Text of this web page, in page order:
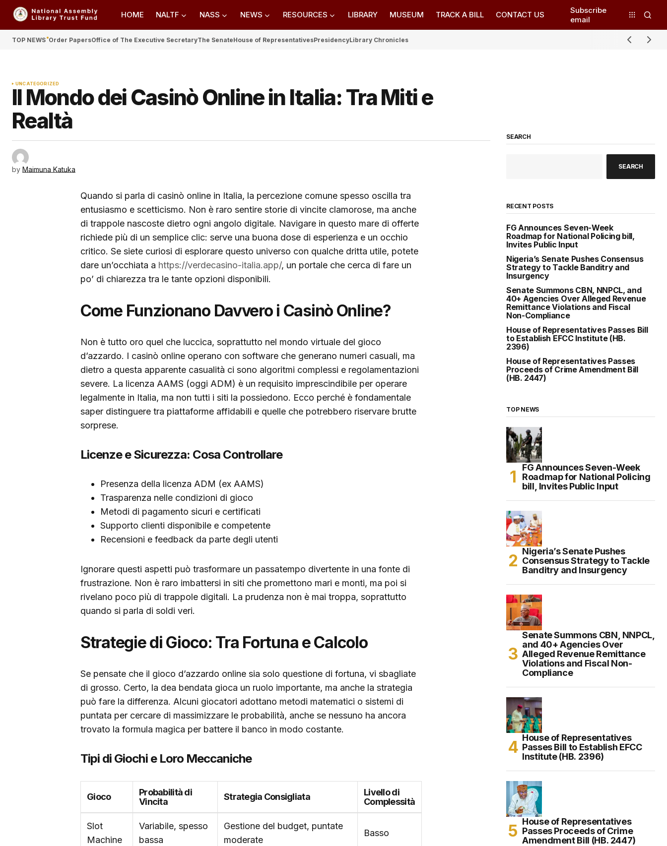
HOME NALTF NASS NEWS RESOURCES LIBRARY MUSEUM TRACK A BILL CONTACT US
Subscribe
email
TOP NEWS Order PapersOffice of The Executive SecretaryThe SenateHouse of RepresentativesPresidencyLibrary Chronicles
UNCATEGORIZED
Il Mondo dei Casinò Online in Italia: Tra Miti e
Realtà
by Maimuna Katuka
Quando si parla di casinò online in Italia, la percezione comune spesso oscilla tra
entusiasmo e scetticismo. Non è raro sentire storie di vincite clamorose, ma anche
di trappole nascoste dietro ogni angolo digitale. Navigare in questo mare di offerte
richiede più di un semplice clic: serve una buona dose di esperienza e un occhio
critico. Se siete curiosi di esplorare questo universo con qualche dritta utile, potete
dare un’occhiata a https://verdecasino-italia.app/, un portale che cerca di fare un
po’ di chiarezza tra le tante opzioni disponibili.
Come Funzionano Davvero i Casinò Online?
Non è tutto oro quel che luccica, soprattutto nel mondo virtuale del gioco
d’azzardo. I casinò online operano con software che generano numeri casuali, ma
dietro a questa apparente casualità ci sono algoritmi complessi e regolamentazioni
severe. La licenza AAMS (oggi ADM) è un requisito imprescindibile per operare
legalmente in Italia, ma non tutti i siti la possiedono. Ecco perché è fondamentale
saper distinguere tra piattaforme affidabili e quelle che potrebbero riservare brutte
sorprese.
Licenze e Sicurezza: Cosa Controllare
Presenza della licenza ADM (ex AAMS)
Trasparenza nelle condizioni di gioco
Metodi di pagamento sicuri e certificati
Supporto clienti disponibile e competente
Recensioni e feedback da parte degli utenti
Ignorare questi aspetti può trasformare un passatempo divertente in una fonte di
frustrazione. Non è raro imbattersi in siti che promettono mari e monti, ma poi si
rivelano poco più di trappole digitali. La prudenza non è mai troppa, soprattutto
quando si parla di soldi veri.
Strategie di Gioco: Tra Fortuna e Calcolo
Se pensate che il gioco d’azzardo online sia solo questione di fortuna, vi sbagliate
di grosso. Certo, la dea bendata gioca un ruolo importante, ma anche la strategia
può fare la differenza. Alcuni giocatori adottano metodi matematici o sistemi di
puntata per cercare di massimizzare le probabilità, anche se nessuno ha ancora
trovato la formula magica per battere il banco in modo costante.
Tipi di Giochi e Loro Meccaniche
Gioco
Probabilità di
Vincita
Strategia Consigliata
Livello di
Complessità
Slot
Machine
Variabile, spesso
bassa
Gestione del budget, puntate
moderate
Basso
SEARCH
SEARCH
RECENT POSTS
FG Announces Seven-Week
Roadmap for National Policing bill,
Invites Public Input
Nigeria’s Senate Pushes Consensus
Strategy to Tackle Banditry and
Insurgency
Senate Summons CBN, NNPCL, and
40+ Agencies Over Alleged Revenue
Remittance Violations and Fiscal
Non-Compliance
House of Representatives Passes Bill
to Establish EFCC Institute (HB.
2396)
House of Representatives Passes
Proceeds of Crime Amendment Bill
(HB. 2447)
TOP NEWS
FG Announces Seven-Week
Roadmap for National Policing
bill, Invites Public Input
Nigeria’s Senate Pushes
Consensus Strategy to Tackle
Banditry and Insurgency
Senate Summons CBN, NNPCL,
and 40+ Agencies Over
Alleged Revenue Remittance
Violations and Fiscal Non-
Compliance
House of Representatives
Passes Bill to Establish EFCC
Institute (HB. 2396)
House of Representatives
Passes Proceeds of Crime
Amendment Bill (HB. 2447)